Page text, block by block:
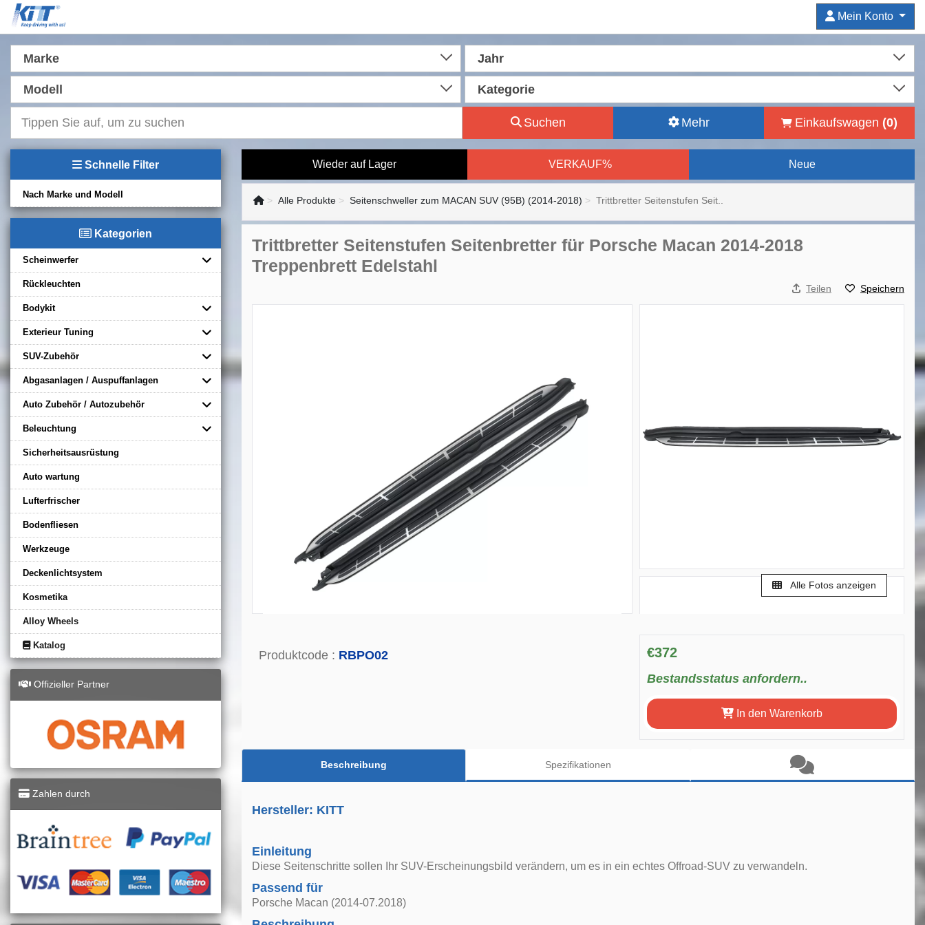
Mein Konto
Marke Jahr
Modell Kategorie
Suchen Mehr Einkaufswagen (0)
Schnelle Filter
Nach Marke und Modell
Kategorien
Scheinwerfer
Rückleuchten
Bodykit
Exterieur Tuning
SUV-Zubehör
Abgasanlagen / Auspuffanlagen
Auto Zubehör / Autozubehör
Beleuchtung
Sicherheitsausrüstung
Auto wartung
Lufterfrischer
Bodenfliesen
Werkzeuge
Deckenlichtsystem
Kosmetika
Alloy Wheels
Katalog
Offizieller Partner
Zahlen durch
Wieder auf Lager VERKAUF% Neue
Alle Produkte Seitenschweller zum MACAN SUV (95B) (2014-2018) Trittbretter Seitenstufen Seit..
Trittbretter Seitenstufen Seitenbretter für Porsche Macan 2014-2018
Treppenbrett Edelstahl
Teilen Speichern
Alle Fotos anzeigen
Produktcode : RBPO02 €372
Bestandsstatus anfordern..
In den Warenkorb
Beschreibung Spezifikationen
Hersteller: KITT
Einleitung
Diese Seitenschritte sollen Ihr SUV-Erscheinungsbild verändern, um es in ein echtes Offroad-SUV zu verwandeln.
Passend für
Porsche Macan (2014-07.2018)